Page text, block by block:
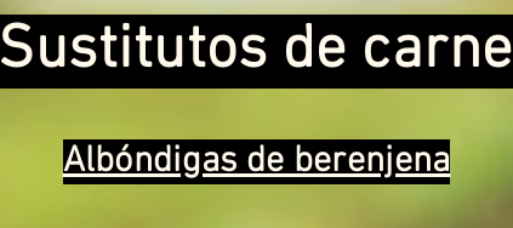
Sustitutos de carne
Albóndigas de berenjena